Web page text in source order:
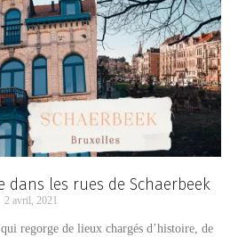
dans les rues de Schaerbeek
2 avril, 2021
regorge de lieux chargés d’histoire, de